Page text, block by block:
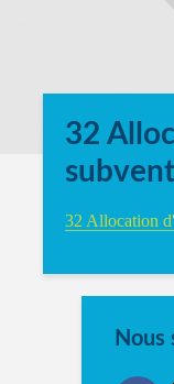
32
32 Allocation
Nous